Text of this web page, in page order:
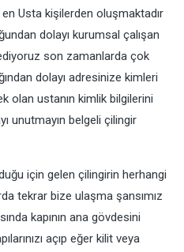
en Usta kişilerden oluşmaktadır
dolayı kurumsal çalışan
son zamanlarda çok
dolayı adresinize kimleri
olan ustanın kimlik bilgilerini
unutmayın belgeli çilingir
için gelen çilingirin herhangi
tekrar bize ulaşma şansımız
kapının ana gövdesini
açıp eğer kilit veya